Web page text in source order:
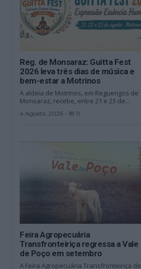
Reg. de Monsaraz: Guitta Fest
2026 leva três dias de música e
bem-estar a Motrinos
A aldeia de Motrinos, em Reguengos de
Monsaraz, recebe, entre 21 e 23 de...
4 Agosto, 2026 - 18:11
Feira Agropecuária
Transfronteiriça regressa a Vale
de Poço em setembro
A Feira Agropecuária Transfronteiriça de